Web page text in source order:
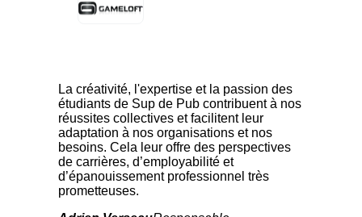
La créativité, l'expertise et la passion des
étudiants de Sup de Pub contribuent à nos
réussites collectives et facilitent leur
adaptation à nos organisations et nos
besoins. Cela leur offre des perspectives
de carrières, d’employabilité et
d’épanouissement professionnel très
prometteuses.